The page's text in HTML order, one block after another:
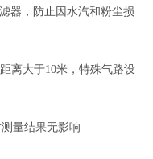
，防止因水汽和粉尘损
大于10米，特殊气路设
量结果无影响